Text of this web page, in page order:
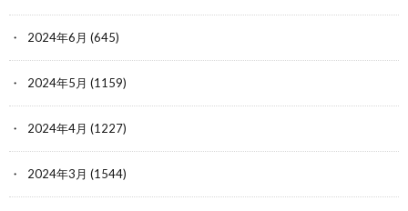
2024年6月 (645)
2024年5月 (1159)
2024年4月 (1227)
2024年3月 (1544)